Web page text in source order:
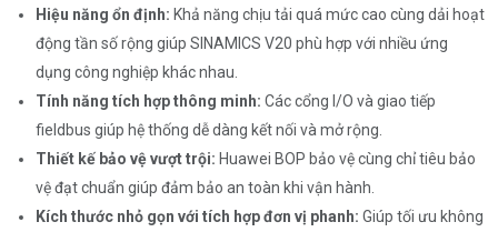
Hiệu năng ổn định: Khả năng chịu tải quá mức cao cùng dải hoạt
động tần số rộng giúp SINAMICS V20 phù hợp với nhiều ứng
dụng công nghiệp khác nhau.
Tính năng tích hợp thông minh: Các cổng I/O và giao tiếp
fieldbus giúp hệ thống dễ dàng kết nối và mở rộng.
Thiết kế bảo vệ vượt trội: Huawei BOP bảo vệ cùng chỉ tiêu bảo
vệ đạt chuẩn giúp đảm bảo an toàn khi vận hành.
Kích thước nhỏ gọn với tích hợp đơn vị phanh: Giúp tối ưu không